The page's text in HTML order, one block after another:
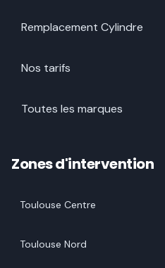
Remplacement Cylindre
Nos tarifs
Toutes les marques
Zones d'intervention
Toulouse Centre
Toulouse Nord